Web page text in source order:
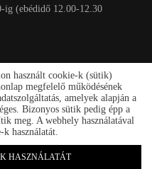
ig (ebédidő 12.00-12.30
használt cookie-k (sütik)
megfelelő működésének
amelyek alapján a
Bizonyos sütik pedig épp a
meg. A webhely használatával
használatát.
HASZNÁLATÁT